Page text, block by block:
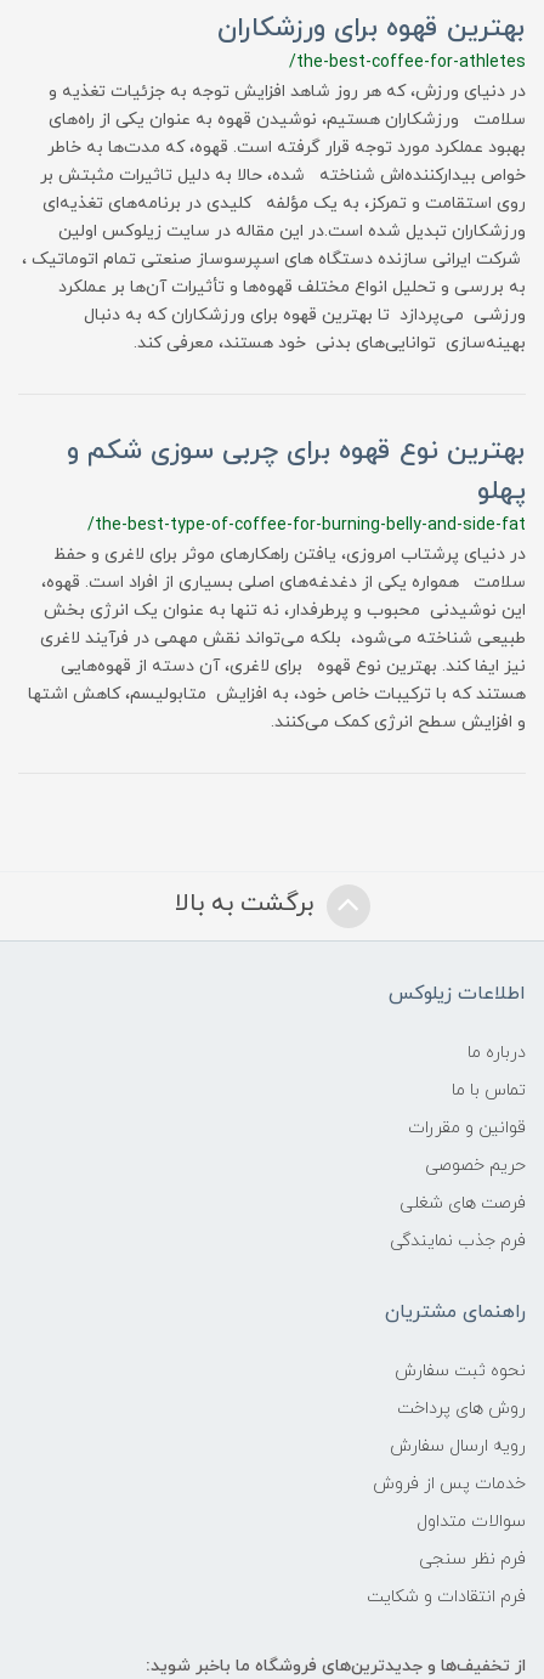
بهترین قهوه برای ورزشکاران
/the-best-coffee-for-athletes
در دنیای ورزش، که هر روز شاهد افزایش توجه به جزئیات تغذیه و
سلامت ورزشکاران هستیم، نوشیدن قهوه به عنوان یکی از راه‌های
بهبود عملکرد مورد توجه قرار گرفته است. قهوه، که مدت‌ها به خاطر
خواص بیدارکننده‌اش شناخته شده، حالا به دلیل تاثیرات مثبتش بر
روی استقامت و تمرکز، به یک مؤلفه کلیدی در برنامه‌های تغذیه‌ای
ورزشکاران تبدیل شده است.در این مقاله در سایت زیلوکس اولین
شرکت ایرانی سازنده دستگاه های اسپرسوساز صنعتی تمام اتوماتیک ،
به بررسی و تحلیل انواع مختلف قهوه‌ها و تأثیرات آن‌ها بر عملکرد
ورزشی می‌پردازد تا بهترین قهوه برای ورزشکاران که به دنبال
بهینه‌سازی توانایی‌های بدنی خود هستند، معرفی کند.
بهترین نوع قهوه برای چربی سوزی شکم و
پهلو
/the-best-type-of-coffee-for-burning-belly-and-side-fat
در دنیای پرشتاب امروزی، یافتن راهکارهای موثر برای لاغری و حفظ
سلامت همواره یکی از دغدغه‌های اصلی بسیاری از افراد است. قهوه،
این نوشیدنی محبوب و پرطرفدار، نه تنها به عنوان یک انرژی‌ بخش
طبیعی شناخته می‌شود، بلکه می‌تواند نقش مهمی در فرآیند لاغری
نیز ایفا کند. بهترین نوع قهوه برای لاغری، آن دسته از قهوه‌هایی
هستند که با ترکیبات خاص خود، به افزایش متابولیسم، کاهش اشتها
و افزایش سطح انرژی کمک می‌کنند.
برگشت به بالا
اطلاعات زیلوکس
درباره ما
تماس با ما
قوانین و مقررات
حریم خصوصی
فرصت های شغلی
فرم جذب نمایندگی
راهنمای مشتریان
نحوه ثبت سفارش
روش های پرداخت
رویه ارسال سفارش
خدمات پس از فروش
سوالات متداول
فرم نظر سنجی
فرم انتقادات و شکایت
از تخفیف‌ها و جدیدترین‌های فروشگاه ما باخبر شوید: